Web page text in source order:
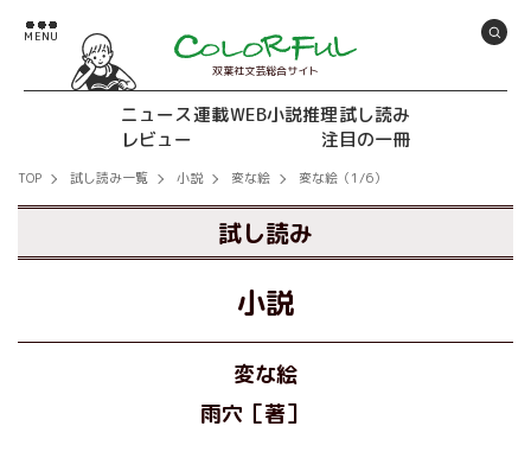
双葉社文芸総合サイト
ニュース連載WEB小説推理試し読み
レビュー
注目の一冊
TOP 試し読み一覧 小説 変な絵 変な絵（1/6）
試し読み
小説
変な絵
雨穴［著］